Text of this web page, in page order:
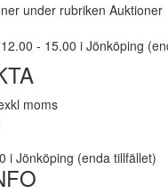
under rubriken Auktioner
- 15.00 i Jönköping
moms
i Jönköping (enda tillfället)